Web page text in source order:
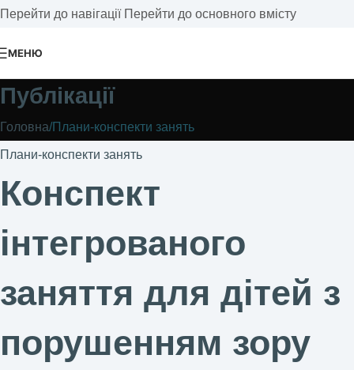
Перейти до навігації Перейти до основного вмісту
МЕНЮ
Публікації
Головна/Плани-конспекти занять
Плани-конспекти занять
Конспект
інтегрованого
заняття для дітей з
порушенням зору